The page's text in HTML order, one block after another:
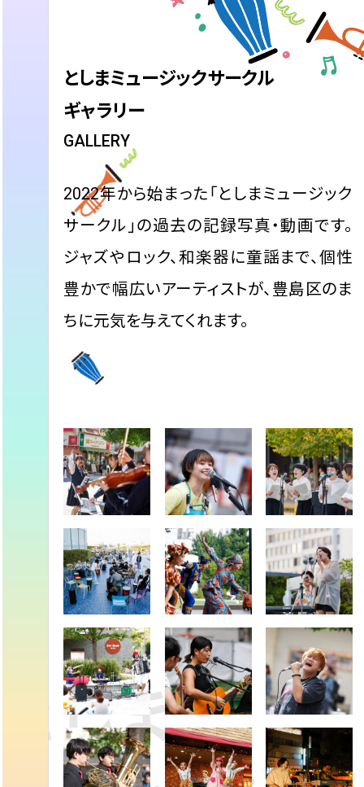
としまミュージックサークル
ギャラリー
2022年から始まった「としまミュージック
サークル」の過去の記録写真・動画です。
ジャズやロック、和楽器に童謡まで、個性
豊かで幅広いアーティストが、豊島区のま
ちに元気を与えてくれます。